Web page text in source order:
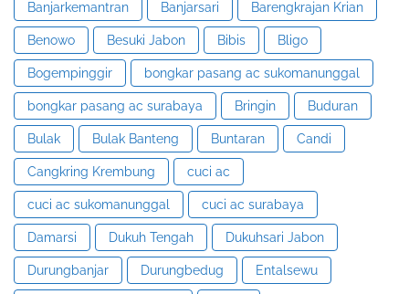
Banjarkemantran Banjarsari Barengkrajan Krian
Benowo Besuki Jabon Bibis Bligo
Bogempinggir bongkar pasang ac sukomanunggal
bongkar pasang ac surabaya Bringin Buduran
Bulak Bulak Banteng Buntaran Candi
Cangkring Krembung cuci ac
cuci ac sukomanunggal cuci ac surabaya
Damarsi Dukuh Tengah Dukuhsari Jabon
Durungbanjar Durungbedug Entalsewu